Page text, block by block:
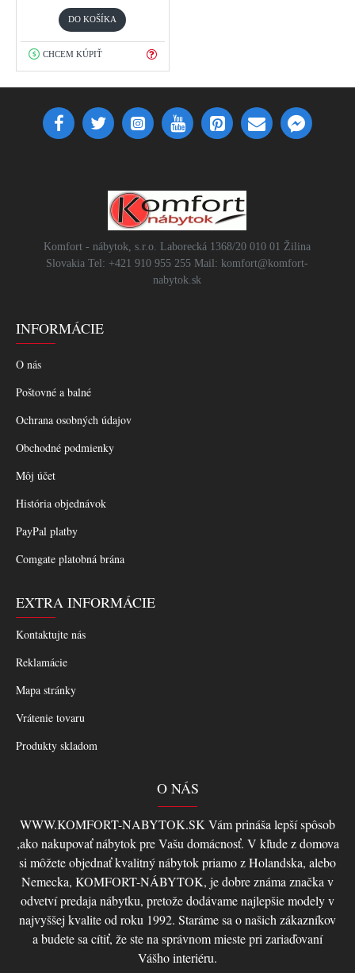
DO KOŠÍKA
CHCEM KÚPIŤ
Komfort - nábytok, s.r.o. Laborecká 1368/20 010 01 Žilina
Slovakia Tel: +421 910 955 255 Mail: komfort@komfort-
nabytok.sk
INFORMÁCIE
O nás
Poštovné a balné
Ochrana osobných údajov
Obchodné podmienky
Môj účet
História objednávok
PayPal platby
Comgate platobná brána
EXTRA INFORMÁCIE
Kontaktujte nás
Reklamácie
Mapa stránky
Vrátenie tovaru
Produkty skladom
O NÁS
WWW.KOMFORT-NABYTOK.SK Vám prináša lepší spôsob
,ako nakupovať nábytok pre Vašu domácnosť. V kľude z domova
si môžete objednať kvalitný nábytok priamo z Holandska, alebo
Nemecka, KOMFORT-NÁBYTOK, je dobre známa značka v
odvetví predaja nábytku, pretože dodávame najlepšie modely v
najvyššej kvalite od roku 1992. Staráme sa o našich zákazníkov
a budete sa cítiť, že ste na správnom mieste pri zariaďovaní
Vášho interiéru.